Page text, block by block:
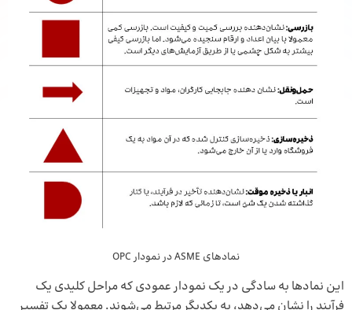
نمادهای ASME در نمودار OPC
این نمادها به سادگی در یک نمودار عمودی که مراحل کلیدی یک
فرآیند را نشان می‌دهد، به یکدیگر مرتبط می‌شوند. معمولا یک تفسیر